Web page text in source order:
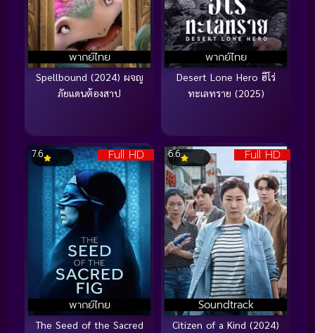
พากย์ไทย
Spellbound (2024) ผจญ
ภัยแดนต้องสาป
พากย์ไทย
Desert Lone Hero ฮีโร่
ทะเลทราย (2025)
Full HD
พากย์ไทย
7.6
The Seed of the Sacred
Full HD
Soundtrack
6.6
Citizen of a Kind (2024)